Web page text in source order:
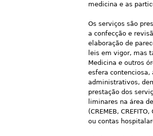
medicina e as
Os serviços são
a confecção e
elaboração de
leis em vigor, mas
Medicina e outros
esfera contenciosa,
administrativos,
prestação dos
liminares na área
(CREMEB,
ou contas